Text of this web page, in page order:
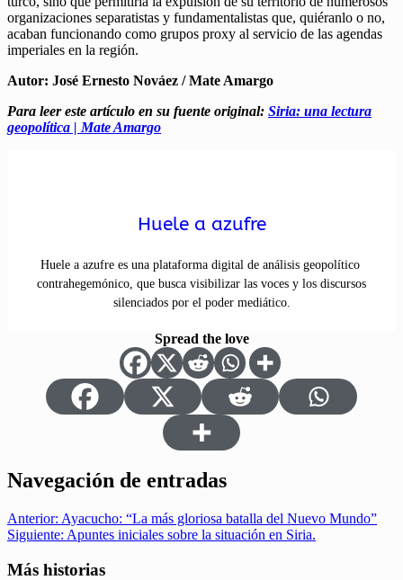
organizaciones separatistas y fundamentalistas que, quiéranlo o no,
acaban funcionando como grupos proxy al servicio de las agendas
imperiales en la región.
Autor: José Ernesto Nováez / Mate Amargo
Para leer este artículo en su fuente original: Siria: una lectura
geopolítica | Mate Amargo
Huele a azufre
Huele a azufre es una plataforma digital de análisis geopolítico
contrahegemónico, que busca visibilizar las voces y los discursos
silenciados por el poder mediático.
Spread the love
Navegación de entradas
Anterior: Ayacucho: “La más gloriosa batalla del Nuevo Mundo”
Siguiente: Apuntes iniciales sobre la situación en Siria.
Más historias